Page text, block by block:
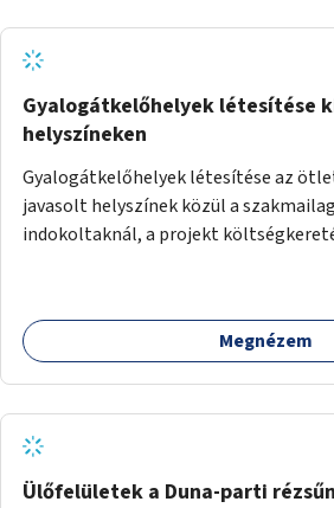
Gyalogátkelőhelyek létesítése
helyszíneken
Gyalogátkelőhelyek létesítése az
javasolt helyszínek közül a
indokoltaknál, a projekt
Megnézem
Ülőfelületek a Duna-parti rézsűn